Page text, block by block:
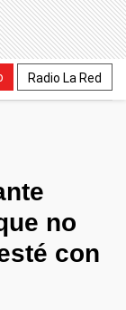
Radio La Red
no
con